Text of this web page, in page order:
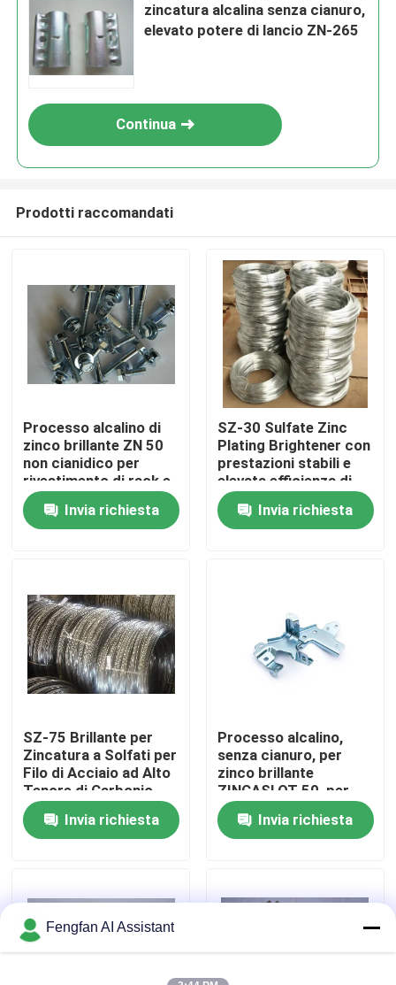
Casa.
Prodotti
Chi Siamo
Visita alla fabbrica
Controllo di qualità
Contattaci
Chiedi un preventivo
Prodotti chimici per la zincatura
zincatura alcalina senza cianuro,
elevato potere di lancio ZN-265
Continua
Prodotti raccomandati
Processo alcalino di
zinco brillante ZN 50
non cianidico per
rivestimento di rack e
barili con eccellente
distribuzione del
metallo e elevata
Invia richiesta
SZ-30 Sulfate Zinc
Plating Brightener con
prestazioni stabili e
elevata efficienza di
corrente
Invia richiesta
SZ-75 Brillante per
Zincatura a Solfati per
Filo di Acciaio ad Alto
Tenore di Carbonio
Invia richiesta
Processo alcalino,
senza cianuro, per
zinco brillante
ZINCASLOT 50, per
galvanica a telaio e
rotobarileInvia richiesta
Fengfan AI Assistant